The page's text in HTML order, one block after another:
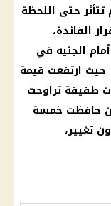
تتأثر حتى اللحظة
الفائدة،
الجنيه في
حيث ارتفعت قيمة
طفيفة تراوحت
حافظت خمسة
تغيير،